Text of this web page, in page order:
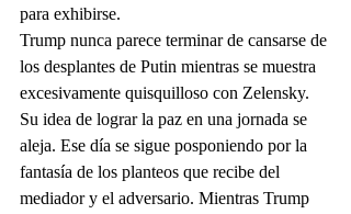
para exhibirse.
Trump nunca parece terminar de cansarse de
los desplantes de Putin mientras se muestra
excesivamente quisquilloso con Zelensky.
Su idea de lograr la paz en una jornada se
aleja. Ese día se sigue posponiendo por la
fantasía de los planteos que recibe del
mediador y el adversario. Mientras Trump